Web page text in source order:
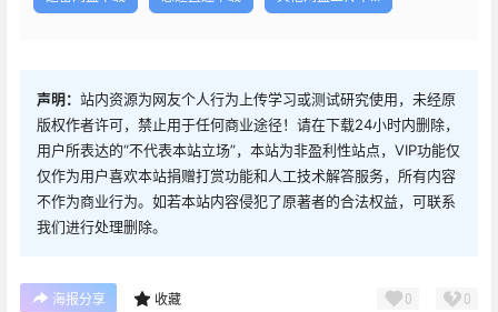
声明： 站内资源为网友个人行为上传学习或测试研究使用，未经原
版权作者许可，禁止用于任何商业途径！请在下载24小时内删除，
用户所表达的“不代表本站立场”，本站为非盈利性站点，VIP功能仅
仅作为用户喜欢本站捐赠打赏功能和人工技术解答服务，所有内容
不作为商业行为。如若本站内容侵犯了原著者的合法权益，可联系
我们进行处理删除。
海报分享 收藏 0 0